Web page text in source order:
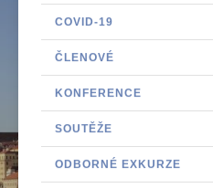
COVID-19
ČLENOVÉ
KONFERENCE
SOUTĚŽE
ODBORNÉ EXKURZE